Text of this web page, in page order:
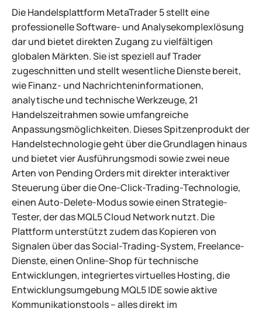
Die Handelsplattform MetaTrader 5 stellt eine
professionelle Software- und Analysekomplexlösung
dar und bietet direkten Zugang zu vielfältigen
globalen Märkten. Sie ist speziell auf Trader
zugeschnitten und stellt wesentliche Dienste bereit,
wie Finanz- und Nachrichteninformationen,
analytische und technische Werkzeuge, 21
Handelszeitrahmen sowie umfangreiche
Anpassungsmöglichkeiten. Dieses Spitzenprodukt der
Handelstechnologie geht über die Grundlagen hinaus
und bietet vier Ausführungsmodi sowie zwei neue
Arten von Pending Orders mit direkter interaktiver
Steuerung über die One-Click-Trading-Technologie,
einen Auto-Delete-Modus sowie einen Strategie-
Tester, der das MQL5 Cloud Network nutzt. Die
Plattform unterstützt zudem das Kopieren von
Signalen über das Social-Trading-System, Freelance-
Dienste, einen Online-Shop für technische
Entwicklungen, integriertes virtuelles Hosting, die
Entwicklungsumgebung MQL5 IDE sowie aktive
Kommunikationstools – alles direkt im